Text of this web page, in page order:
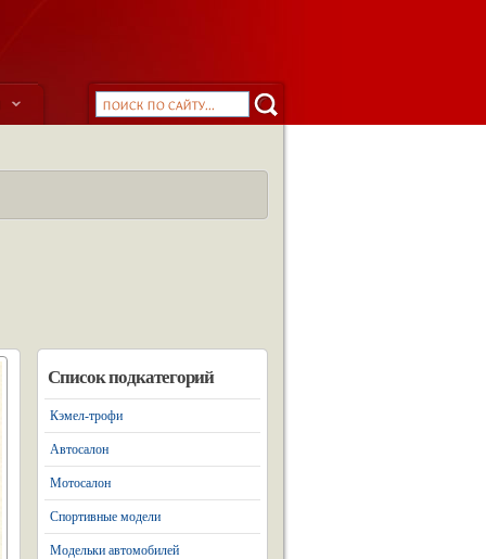
Список подкатегорий
Кэмел-трофи
Автосалон
Мотосалон
Спортивные модели
Модельки автомобилей